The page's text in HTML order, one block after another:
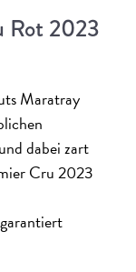
Rot 2023
Maratray
dabei zart
Cru 2023